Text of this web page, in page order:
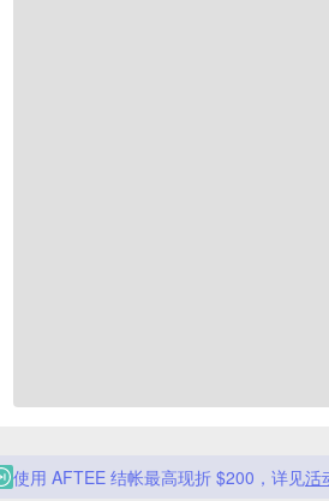
使用 AFTEE 结帐最高现折 $200，详见活